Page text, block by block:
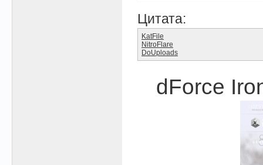
Цитата:
KatFile
NitroFlare
DoUploads
dForce